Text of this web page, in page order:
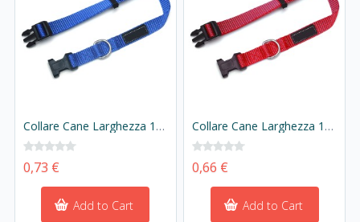
Collare Cane Larghezza 15mm Lunghezza 26-44cm Colore Assortito
0,73 €
Add to Cart
Collare Cane Larghezza 10mm Lunghezza 20-30cm Colore Assortito
0,66 €
Add to Cart